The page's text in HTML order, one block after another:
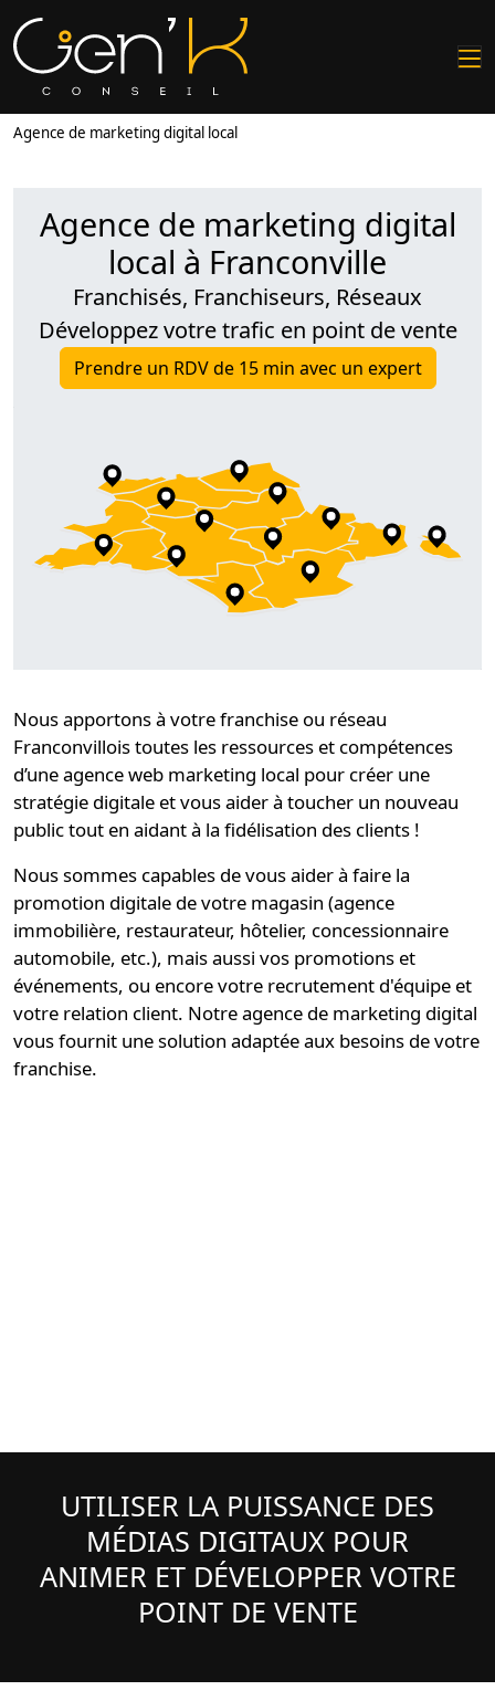
Agence de marketing digital local
Agence de marketing digital
local à Franconville
Franchisés, Franchiseurs, Réseaux
Développez votre trafic en point de vente
Prendre un RDV de 15 min avec un expert
Nous apportons à votre franchise ou réseau
Franconvilloistoutes les ressources et compétences
d’uneagence web marketing local pour créer une
stratégie digitale et vous aider à toucher un nouveau
public tout en aidant à la fidélisation des clients !
Nous sommes capables de vous aider à faire la
promotion digitale de votre magasin (agence
immobilière, restaurateur, hôtelier, concessionnaire
automobile, etc.), mais aussi vos promotions et
événements, ou encore votre recrutement d'équipe et
votre relation client. Notreagence de marketing digital
vous fournit une solution adaptée aux besoins de votre
franchise.
UTILISER LA PUISSANCE DES
MÉDIAS DIGITAUX POUR
ANIMER ET DÉVELOPPER VOTRE
POINT DE VENTE